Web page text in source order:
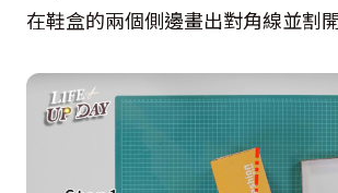
在鞋盒的兩個側邊畫出對角線並割